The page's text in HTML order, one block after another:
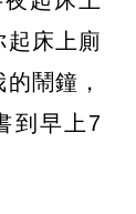
起床上廁
鬧鐘，
到早上7